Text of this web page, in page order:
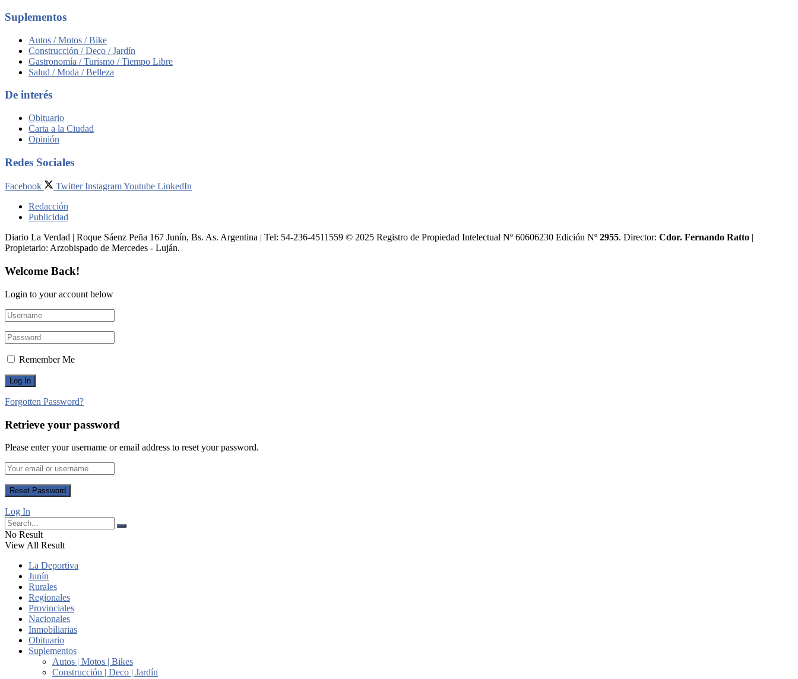
Suplementos
Autos / Motos / Bike
Construcción / Deco / Jardín
Gastronomía / Turismo / Tiempo Libre
Salud / Moda / Belleza
De interés
Obituario
Carta a la Ciudad
Opinión
Redes Sociales
Facebook Twitter InstagramYoutube LinkedIn
Redacción
Publicidad
Diario La Verdad | Roque Sáenz Peña 167 Junín, Bs. As. Argentina | Tel: 54-236-4511559 © 2025 Registro de Propiedad Intelectual Nº 60606230 Edición Nº 2955. Director:​ Cdor. Fernando Ratto |
Propietario:​ Arzobispado de Mercedes - Luján.
Welcome Back!
Login to your account below
Remember Me
Forgotten Password?
Retrieve your password
Please enter your username or email address to reset your password.
Log In
No Result
View All Result
La Deportiva
Junín
Rurales
Regionales
Provinciales
Nacionales
Inmobiliarias
Obituario
Suplementos
Autos | Motos | Bikes
Construcción | Deco | Jardín